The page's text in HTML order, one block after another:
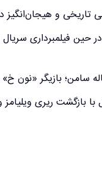
تاریخی و هیجان‌انگیز
حین فیلمبرداری